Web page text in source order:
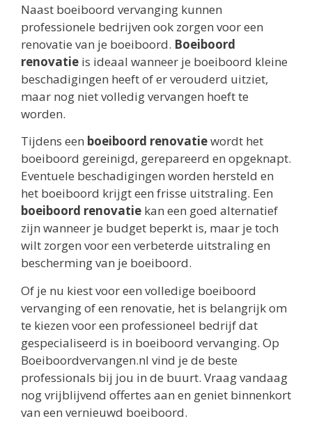
Naast boeiboord vervanging kunnen
professionele bedrijven ook zorgen voor een
renovatie van je boeiboord. Boeiboord
renovatie is ideaal wanneer je boeiboord kleine
beschadigingen heeft of er verouderd uitziet,
maar nog niet volledig vervangen hoeft te
worden.
Tijdens een boeiboord renovatiewordt het
boeiboord gereinigd, gerepareerd en opgeknapt.
Eventuele beschadigingen worden hersteld en
het boeiboord krijgt een frisse uitstraling. Een
boeiboord renovatie kan een goed alternatief
zijn wanneer je budget beperkt is, maar je toch
wilt zorgen voor een verbeterde uitstraling en
bescherming van je boeiboord.
Of je nu kiest voor een volledige boeiboord
vervanging of een renovatie, het is belangrijk om
te kiezen voor een professioneel bedrijf dat
gespecialiseerd is in boeiboord vervanging. Op
Boeiboordvervangen.nl vind je de beste
professionals bij jou in de buurt. Vraag vandaag
nog vrijblijvend offertes aan en geniet binnenkort
van een vernieuwd boeiboord.